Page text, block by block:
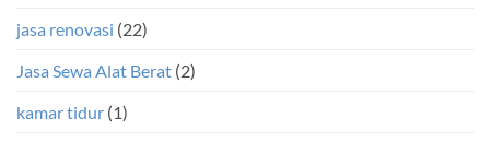
jasa renovasi (22)
Jasa Sewa Alat Berat (2)
kamar tidur (1)